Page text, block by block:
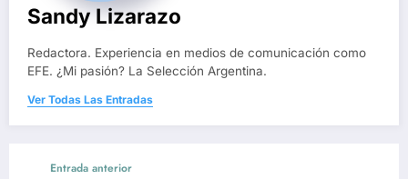
Sandy Lizarazo
Redactora. Experiencia en medios de comunicación como
EFE. ¿Mi pasión? La Selección Argentina.
Ver Todas Las Entradas
Entrada anterior